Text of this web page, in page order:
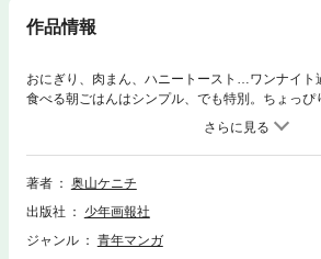
作品情報
おにぎり、肉まん、ハニートースト…ワンナイト
食べる朝ごはんはシンプル、でも特別。ちょっぴ
と共に美味しい朝ごはんを召し上がれ。グルメラ
著者
奥山ケニチ
出版社
少年画報社
ジャンル
青年マンガ